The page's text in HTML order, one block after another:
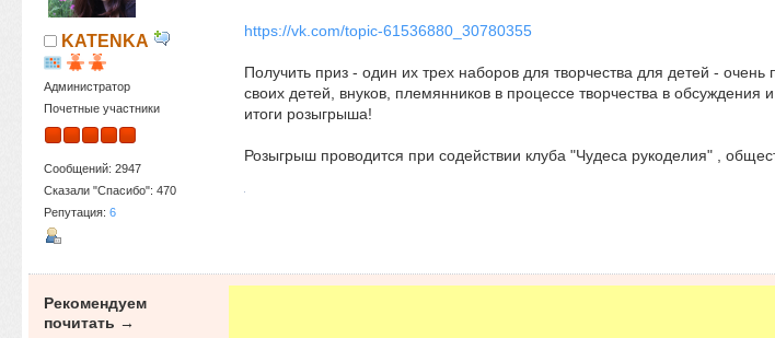
KATENKA
Администратор
Почетные участники
Сообщений: 2947
Сказали "Спасибо": 470
Репутация: 6
https://vk.com/topic-61536880_30780355
Получить приз - один их трех наборов для творчества для детей -
своих детей, внуков, племянников в процессе творчества в
итоги розыгрыша!
Розыгрыш проводится при содействии клуба "Чудеса рукоделия" ,
Рекомендуем
почитать →